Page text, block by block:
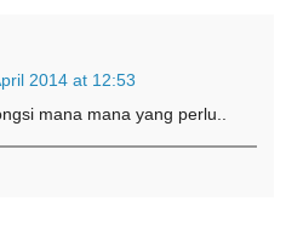
2014 at 12:53
mana mana yang perlu..